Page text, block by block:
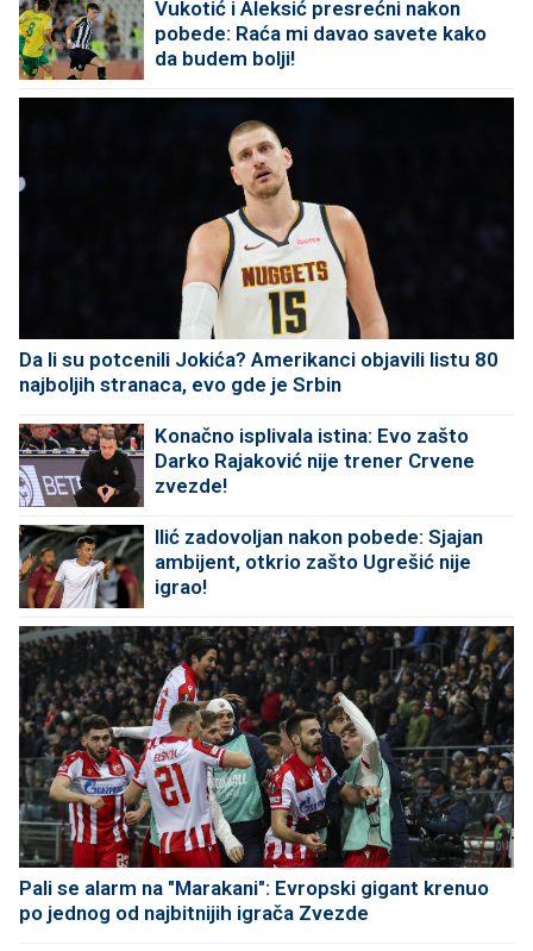
Vukotić i Aleksić presrećni nakon
pobede: Raća mi davao savete kako
da budem bolji!
Da li su potcenili Jokića? Amerikanci objavili listu 80
najboljih stranaca, evo gde je Srbin
Konačno isplivala istina: Evo zašto
Darko Rajaković nije trener Crvene
zvezde!
Ilić zadovoljan nakon pobede: Sjajan
ambijent, otkrio zašto Ugrešić nije
igrao!
Pali se alarm na "Marakani": Evropski gigant krenuo
po jednog od najbitnijih igrača Zvezde